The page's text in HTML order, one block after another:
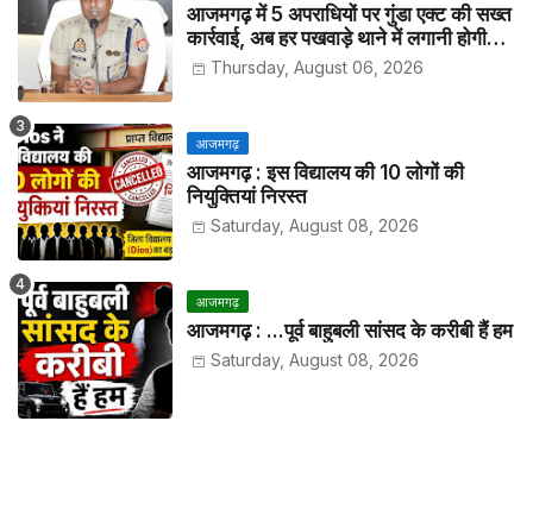
आजमगढ़ में 5 अपराधियों पर गुंडा एक्ट की सख्त
कार्रवाई, अब हर पखवाड़े थाने में लगानी होगी
हाजिरीThursday, August 06, 2026
आजमगढ़
आजमगढ़ : इस विद्यालय की 10 लोगों की
नियुक्तियां निरस्त
Saturday, August 08, 2026
आजमगढ़
आजमगढ़ : ...पूर्व बाहुबली सांसद के करीबी हैं हम
Saturday, August 08, 2026